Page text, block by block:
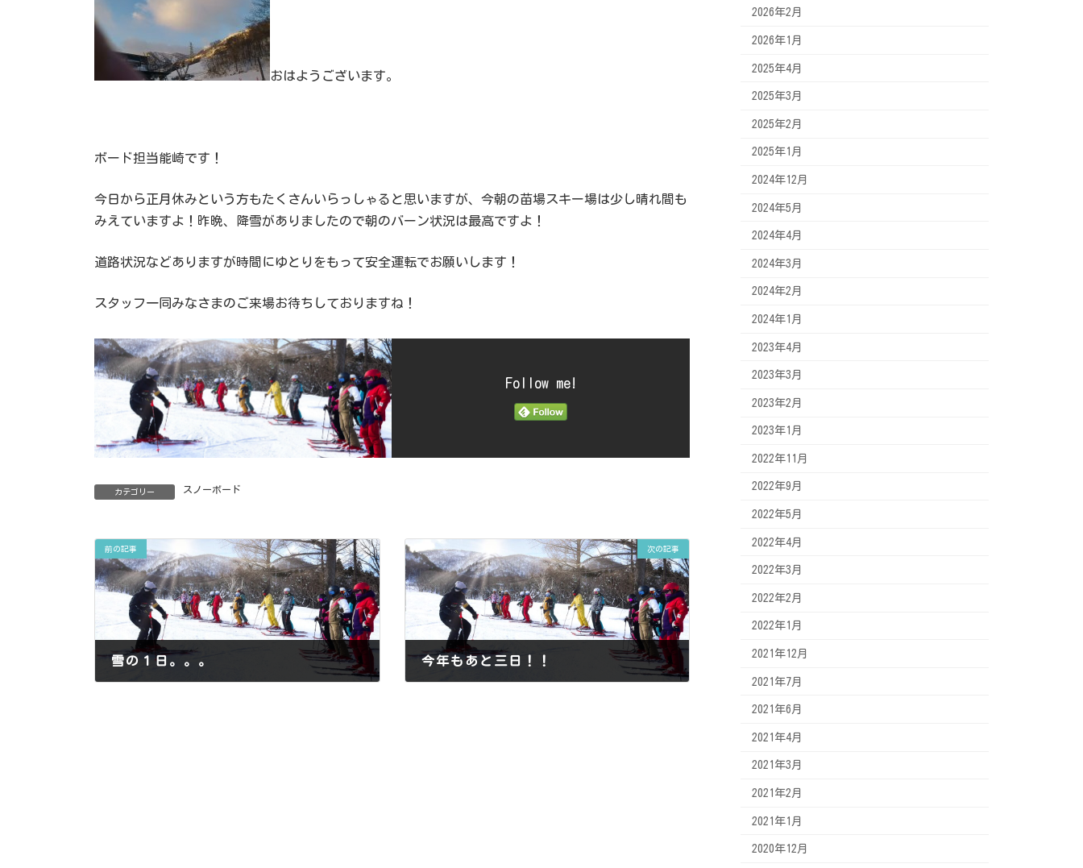
おはようございます。
ボード担当能崎です！
今日から正月休みという方もたくさんいらっしゃると思いますが、今朝の苗場スキー場は少し晴れ間も
みえていますよ！昨晩、降雪がありましたので朝のバーン状況は最高ですよ！
道路状況などありますが時間にゆとりをもって安全運転でお願いします！
スタッフ一同みなさまのご来場お待ちしておりますね！
Follow me!
カテゴリー スノーボード
前の記事
雪の１日。。。
次の記事
今年もあと三日！！
2026年2月
2026年1月
2025年4月
2025年3月
2025年2月
2025年1月
2024年12月
2024年5月
2024年4月
2024年3月
2024年2月
2024年1月
2023年4月
2023年3月
2023年2月
2023年1月
2022年11月
2022年9月
2022年5月
2022年4月
2022年3月
2022年2月
2022年1月
2021年12月
2021年7月
2021年6月
2021年4月
2021年3月
2021年2月
2021年1月
2020年12月